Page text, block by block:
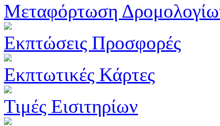
Μεταφόρτωση
Εκπτώσεις Προσφορές
Εκπτωτικές Κάρτες
Τιμές Εισιτηρίων